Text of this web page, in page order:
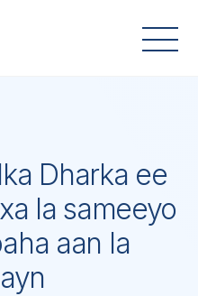
Dharka ee
la sameeyo
aan la